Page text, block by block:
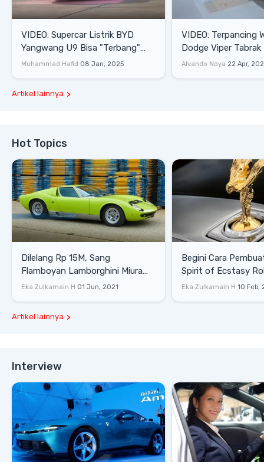
VIDEO: Supercar Listrik BYD
Yangwang U9 Bisa "Terbang"
Lewati Rintangan
Muhammad Hafid 08 Jan, 2025
VIDEO: Terpancing
Dodge Viper Tabrak
Saat Burnout
Alvando Noya 22 Apr,
Artikel lainnya
Hot Topics
Dilelang Rp 15M, Sang
Flamboyan Lamborghini Miura
P400 S
Eka Zulkarnain H 01 Jun, 2021
Begini Cara
Spirit of Ecstasy
Eka Zulkarnain H 10 Feb,
Artikel lainnya
Interview